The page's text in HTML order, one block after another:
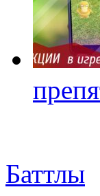
Баттлы